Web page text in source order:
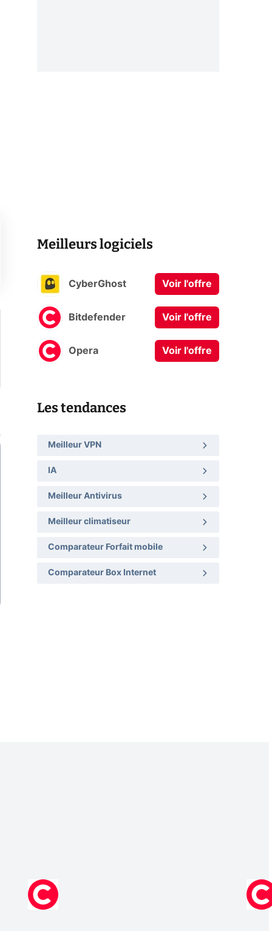
Meilleurs logiciels
CyberGhost Voir l'offre
Bitdefender Voir l'offre
Opera Voir l'offre
Les tendances
Meilleur VPN
IA
Meilleur Antivirus
Meilleur climatiseur
Comparateur Forfait mobile
Comparateur Box Internet